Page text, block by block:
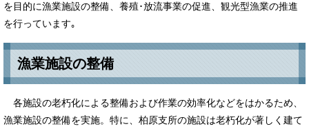
を目的に漁業施設の整備、養殖･放流事業の促進、観光型漁業の推進
を行っています｡
漁業施設の整備
各施設の老朽化による整備および作業の効率化などをはかるため、
漁業施設の整備を実施。特に、柏原支所の施設は老朽化が著しく建て